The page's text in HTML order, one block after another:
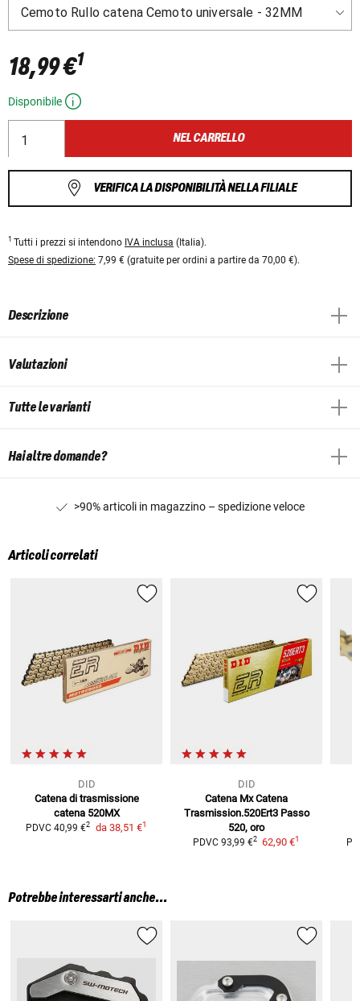
18,99 €1
Disponibile
NEL CARRELLO
VERIFICA LA DISPONIBILITÀ NELLA FILIALE
1 Tutti i prezzi si intendono IVA inclusa (Italia).
Spese di spedizione: 7,99 € (gratuite per ordini a partire da 70,00 €).
Descrizione
Valutazioni
Tutte le varianti
Hai altre domande?
>90% articoli in magazzino – spedizione veloce
Articoli correlati
DID
Catena di trasmissione
catena 520MX
PDVC 40,99 €2 da 38,51 €1
DID
Catena Mx Catena
Trasmission.520Ert3 Passo
520, oro
PDVC 93,99 €2 62,90 €1
Potrebbe interessarti anche...